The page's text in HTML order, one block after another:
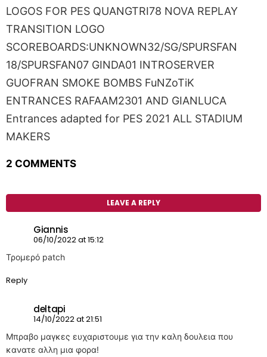
LOGOS FOR PES QUANGTRI78 NOVA REPLAY
TRANSITION LOGO
SCOREBOARDS:UNKNOWN32/SG/SPURSFAN
18/SPURSFAN07 GINDA01 INTROSERVER
GUOFRAN SMOKE BOMBS FuNZoTiK
ENTRANCES RAFAAM2301 AND GIANLUCA
Entrances adapted for PES 2021 ALL STADIUM
MAKERS
2 COMMENTS
LEAVE A REPLY
Giannis
06/10/2022 at 15:12
Τρομερό patch
Reply
deltapi
14/10/2022 at 21:51
Μπραβο μαγκες ευχαριστουμε για την καλη δουλεια που
κανατε αλλη μια φορα!